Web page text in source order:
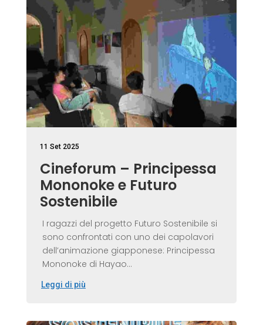
11 Set 2025
Cineforum – Principessa
Mononoke e Futuro
Sostenibile
I ragazzi del progetto Futuro Sostenibile si
sono confrontati con uno dei capolavori
dell’animazione giapponese: Principessa
Mononoke di Hayao...
Leggi di più